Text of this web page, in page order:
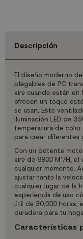
Descripción
El diseño moderno
plegables de PC
aire cuando están en
ofrecen un toque
se usan. Este
iluminación LED de
temperatura de color
para crear diferentes
Con un potente
aire de 8900 M³/H,
cualquier momento.
ajustar tanto la
cualquier lugar de la
experiencia de uso
útil de 30,000 horas,
duradera para tu
Características